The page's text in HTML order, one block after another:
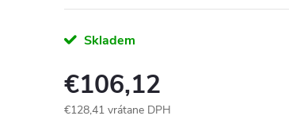
Skladem
€106,12
€128,41 vrátane DPH